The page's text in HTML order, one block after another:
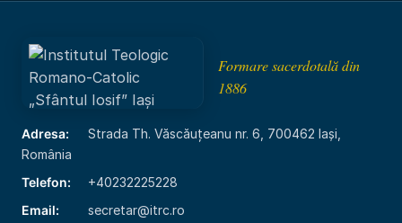
Formare sacerdotală din
1886
Adresa:
Strada Th. Văscăuțeanu nr. 6, 700462 Iași,
România
Telefon:
+40232225228
Email:
secretar@itrc.ro